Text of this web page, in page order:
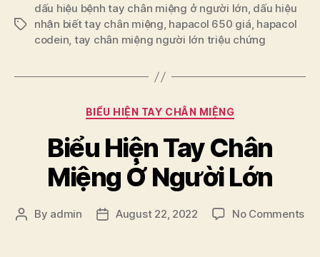
Tags
dấu hiệu bệnh tay chân miệng ở người lớn, dấu hiệu
nhận biết tay chân miệng, hapacol 650 giá, hapacol
codein, tay chân miệng người lớn triệu chứng
Categories
BIỂU HIỆN TAY CHÂN MIỆNG
Biểu Hiện Tay Chân
Miệng Ở Người Lớn
Post
By admin
PostAugust 22, 2022 No Commentson